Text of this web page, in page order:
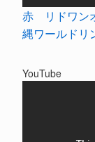
赤 リドワン
縄ワールドリ
YouTube